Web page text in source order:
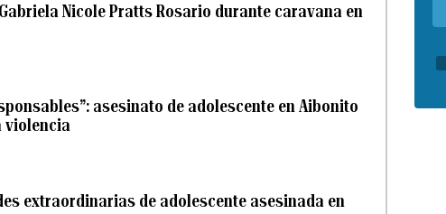
Nicole Pratts Rosario durante caravana en
asesinato de adolescente en Aibonito
violencia
extraordinarias de adolescente asesinada en